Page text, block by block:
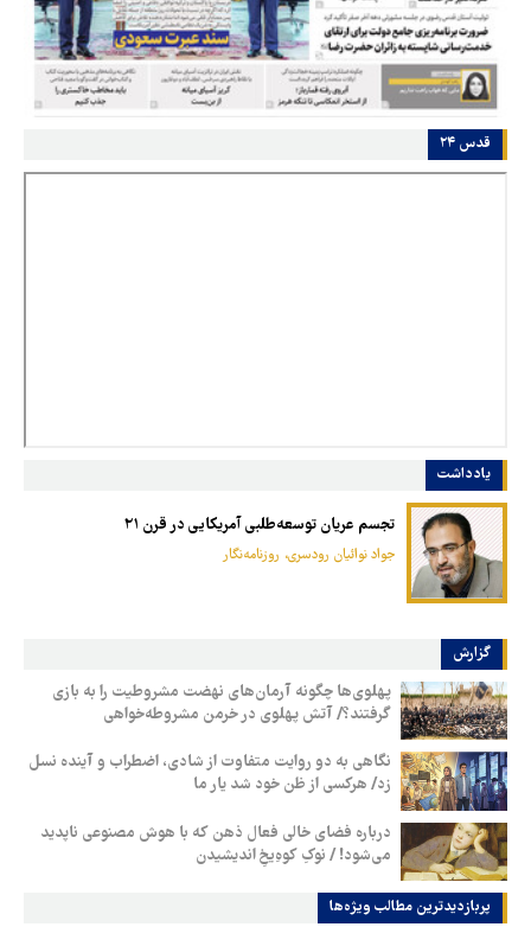
قدس ۲۴
یادداشت
تجسم عریان توسعه‌طلبی آمریکایی در قرن ۲۱
جواد نوائیان رودسری، روزنامه‌نگار
گزارش
پهلوی‌ها چگونه آرمان‌های نهضت مشروطیت را به بازی
گرفتند؟/ آتش پهلوی در خرمن مشروطه‌خواهی
نگاهی به دو روایت متفاوت از شادی، اضطراب و آینده نسل
زد/ هرکسی از ظن خود شد یار ما
درباره فضای خالی فعال ذهن که با هوش مصنوعی ناپدید
می‌شود! / نوکِ کوهِ‌یخِ اندیشیدن
پربازدیدترین‌ مطالب ویژه‌ها